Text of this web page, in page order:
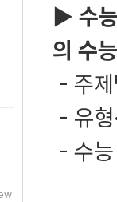
▶ 수
의 수
- 주
- 유
- 수